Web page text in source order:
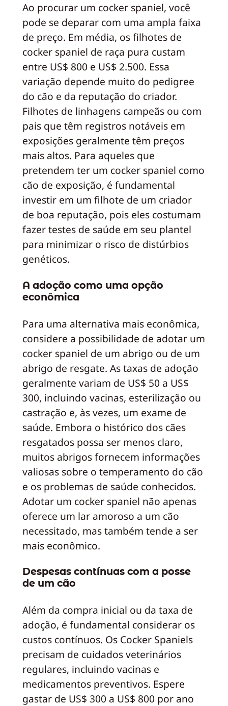
Ao procurar um cocker spaniel, você
pode se deparar com uma ampla faixa
de preço. Em média, os filhotes de
cocker spaniel de raça pura custam
entre US$ 800 e US$ 2.500. Essa
variação depende muito do pedigree
do cão e da reputação do criador.
Filhotes de linhagens campeãs ou com
pais que têm registros notáveis em
exposições geralmente têm preços
mais altos. Para aqueles que
pretendem ter um cocker spaniel como
cão de exposição, é fundamental
investir em um filhote de um criador
de boa reputação, pois eles costumam
fazer testes de saúde em seu plantel
para minimizar o risco de distúrbios
genéticos.
A adoção como uma opção
econômica
Para uma alternativa mais econômica,
considere a possibilidade de adotar um
cocker spaniel de um abrigo ou de um
abrigo de resgate. As taxas de adoção
geralmente variam de US$ 50 a US$
300, incluindo vacinas, esterilização ou
castração e, às vezes, um exame de
saúde. Embora o histórico dos cães
resgatados possa ser menos claro,
muitos abrigos fornecem informações
valiosas sobre o temperamento do cão
e os problemas de saúde conhecidos.
Adotar um cocker spaniel não apenas
oferece um lar amoroso a um cão
necessitado, mas também tende a ser
mais econômico.
Despesas contínuas com a posse
de um cão
Além da compra inicial ou da taxa de
adoção, é fundamental considerar os
custos contínuos. Os Cocker Spaniels
precisam de cuidados veterinários
regulares, incluindo vacinas e
medicamentos preventivos. Espere
gastar de US$ 300 a US$ 800 por ano